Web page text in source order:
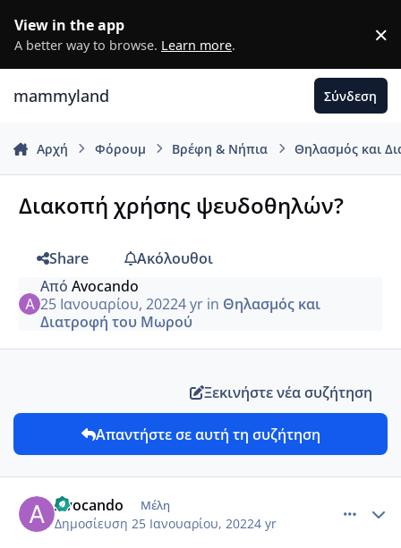
View in the app
A better way to browse. Learn more. ×
mammyland Σύνδεση
Αρχή Φόρουμ Βρέφη & Νήπια Θηλασμός και
Διακοπή χρήσης ψευδοθηλών?
Share
Ακόλουθοι
Από Avocando
25 Ιανουαρίου, 20224 yrin Θηλασμός και
Διατροφή του Μωρού
Ξεκινήστε νέα συζήτηση
Απαντήστε σε αυτή τη συζήτηση
Avocando Μέλη
Δημοσίευση 25 Ιανουαρίου, 20224 yr